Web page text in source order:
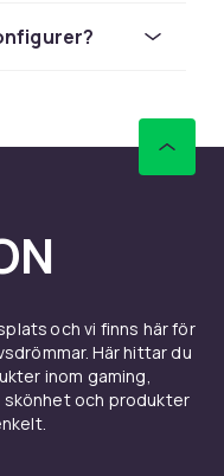
är ett roligt sätt
leksaker och
en del av
uppskattar
och vi finns här för
Här hittar du
inom gaming,
och produkter